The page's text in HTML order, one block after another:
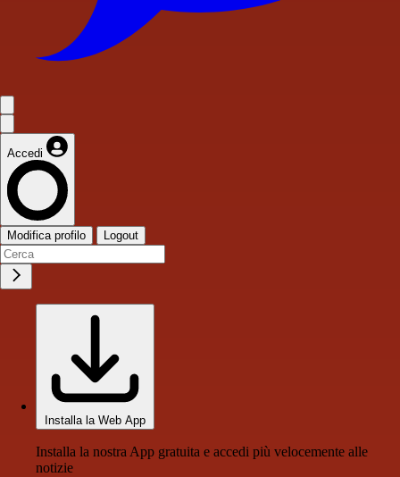
Accedi
Modifica profilo Logout
Installa la Web App
Installa la nostra App gratuita e accedi più velocemente alle
notizie